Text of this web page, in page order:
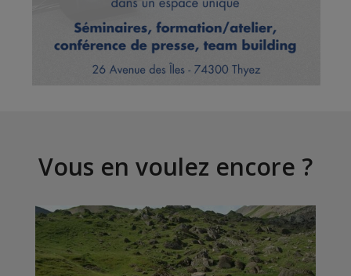
Vous en voulez encore ?